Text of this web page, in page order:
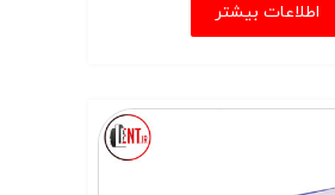
اطلاعات بیشتر